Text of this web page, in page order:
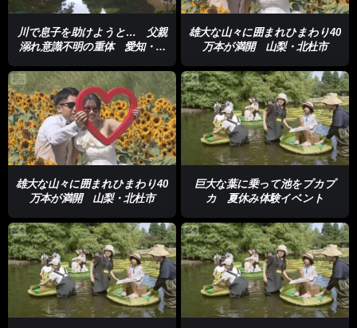
川で息子を助けようと… 父親
溺れ意識不明の重体 愛知・東
雄大な山々に囲まれひまわり40
万本が満開 山梨・北杜市
雄大な山々に囲まれひまわり40
万本が満開 山梨・北杜市
巨大な葉に乗って池をプカプ
カ 夏休み体験イベント